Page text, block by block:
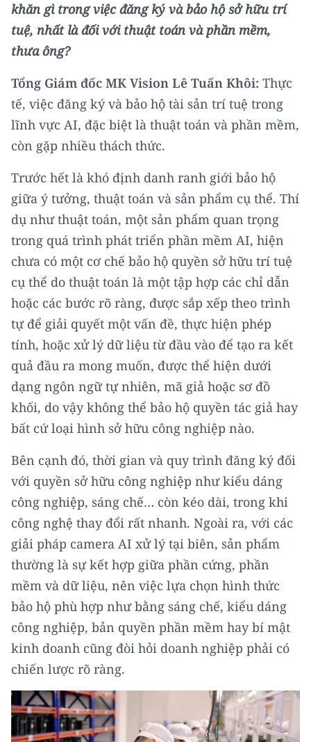
NHÂN DÂN HẰNG THÁNG
MUA BÁO
ĐỌC BÁO IN
ENGLISH
FRANÇAIS
РУССКИЙ
ESPAÑOL
한국어
khăn gì trong việc đăng ký và bảo hộ sở hữu trí
tuệ, nhất là đối với thuật toán và phần mềm,
thưa ông?
Tổng Giám đốc MK Vision Lê Tuấn Khôi: Thực
tế, việc đăng ký và bảo hộ tài sản trí tuệ trong
lĩnh vực AI, đặc biệt là thuật toán và phần mềm,
còn gặp nhiều thách thức.
Trước hết là khó định danh ranh giới bảo hộ
giữa ý tưởng, thuật toán và sản phẩm cụ thể. Thí
dụ như thuật toán, một sản phẩm quan trọng
trong quá trình phát triển phần mềm AI, hiện
chưa có một cơ chế bảo hộ quyền sở hữu trí tuệ
cụ thể do thuật toán là một tập hợp các chỉ dẫn
hoặc các bước rõ ràng, được sắp xếp theo trình
tự để giải quyết một vấn đề, thực hiện phép
tính, hoặc xử lý dữ liệu từ đầu vào để tạo ra kết
quả đầu ra mong muốn, được thể hiện dưới
dạng ngôn ngữ tự nhiên, mã giả hoặc sơ đồ
khối, do vậy không thể bảo hộ quyền tác giả hay
bất cứ loại hình sở hữu công nghiệp nào.
Bên cạnh đó, thời gian và quy trình đăng ký đối
với quyền sở hữu công nghiệp như kiểu dáng
công nghiệp, sáng chế… còn kéo dài, trong khi
công nghệ thay đổi rất nhanh. Ngoài ra, với các
giải pháp camera AI xử lý tại biên, sản phẩm
thường là sự kết hợp giữa phần cứng, phần
mềm và dữ liệu, nên việc lựa chọn hình thức
bảo hộ phù hợp như bằng sáng chế, kiểu dáng
công nghiệp, bản quyền phần mềm hay bí mật
kinh doanh cũng đòi hỏi doanh nghiệp phải có
chiến lược rõ ràng.